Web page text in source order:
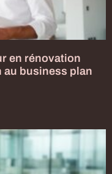
en rénovation
business plan